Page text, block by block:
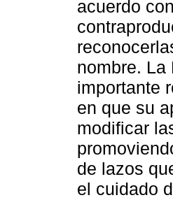
acuerdo
nombre. La
importante
en que su
modificar
de lazos
el cuidado